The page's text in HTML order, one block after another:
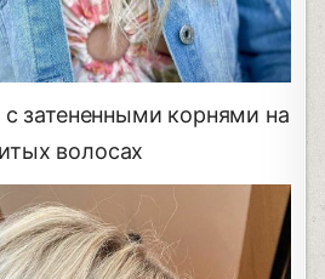
затененными корнями на
волосах